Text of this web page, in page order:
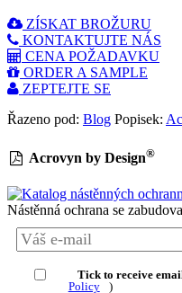
ZÍSKAT BROŽURU
KONTAKTUJTE NÁS
CENA POŽADAVKU
ORDER A SAMPLE
ZEPTEJTE SE
Řazeno pod: Blog Popisek:
Acrovyn by Design®
Nástěnná ochrana se
Tick to receive
Policy
)